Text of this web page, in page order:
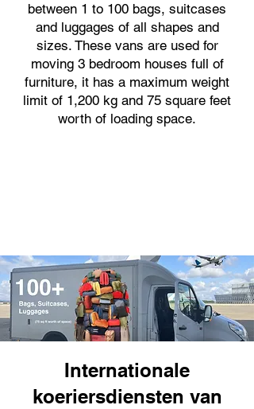
between 1 to 100 bags, suitcases
and luggages of all shapes and
sizes. These vans are used for
moving 3 bedroom houses full of
furniture, it has a maximum weight
limit of 1,200 kg and 75 square feet
worth of loading space.
Internationale
koeriersdiensten van